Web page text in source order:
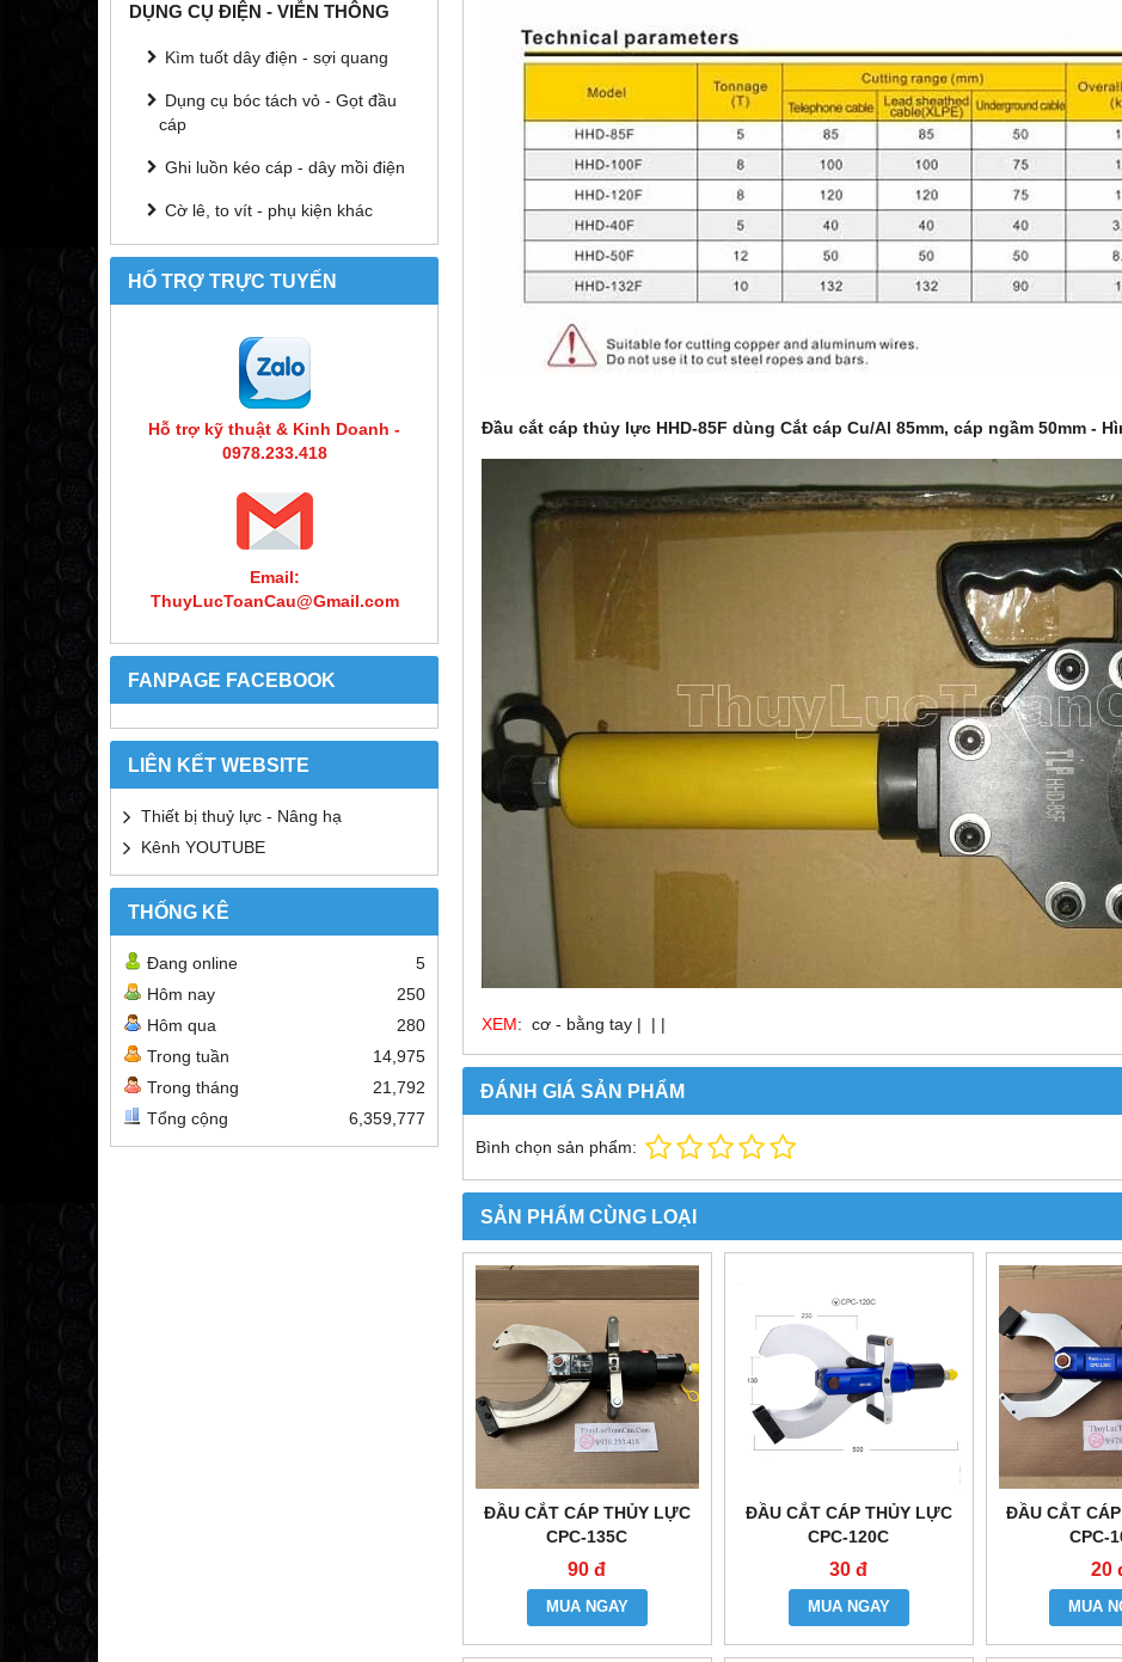
DỤNG CỤ ĐIỆN - VIỄN THÔNG
Kìm tuốt dây điện - sợi quang
Dụng cụ bóc tách vỏ - Gọt đầu
cáp
Ghi luồn kéo cáp - dây mồi điện
Cờ lê, to vít - phụ kiện khác
HỔ TRỢ TRỰC TUYẾN
Hỗ trợ kỹ thuật & Kinh Doanh -
0978.233.418
Email:
ThuyLucToanCau@Gmail.com
FANPAGE FACEBOOK
LIÊN KẾT WEBSITE
Thiết bị thuỷ lực - Nâng hạ
Kênh YOUTUBE
THỐNG KÊ
Đang online
5
Hôm nay
250
Hôm qua
280
Trong tuần
14,975
Trong tháng
21,792
Tổng cộng
6,359,777
Đầu cắt cáp thủy lực HHD-85F dùng Cắt cáp Cu/Al 85mm, cáp ngầm 50mm -
XEM: cơ - bằng tay | | |
ĐÁNH GIÁ SẢN PHẨM
Bình chọn sản phẩm:
SẢN PHẨM CÙNG LOẠI
ĐẦU CẮT CÁP THỦY LỰC
CPC-135C
90 đ
MUA NGAY
ĐẦU CẮT CÁP THỦY LỰC
CPC-120C
30 đ
MUA NGAY
ĐẦU CẮT
CPC-
20
MUA